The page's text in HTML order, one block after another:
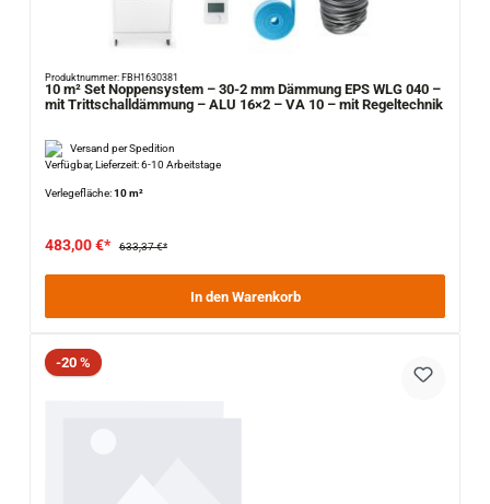
Produktnummer: FBH1630381
10 m² Set Noppensystem – 30-2 mm Dämmung EPS WLG 040 –
mit Trittschalldämmung – ALU 16×2 – VA 10 – mit Regeltechnik
Versand per Spedition
Verfügbar, Lieferzeit: 6-10 Arbeitstage
Verlegefläche:10 m²
483,00 €* 633,37 €*
In den Warenkorb
Rabatt
-20 %